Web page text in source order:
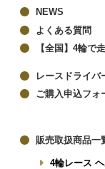
NEWS
よくある質問
【全国】4輪で
レースドライバ
ご購入申込フォ
販売取扱商品一
4輪レース